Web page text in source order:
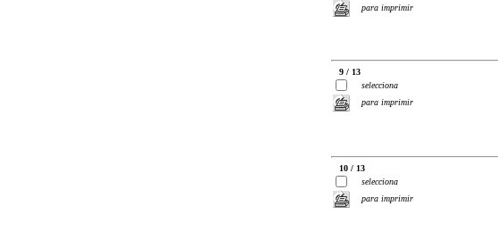
para imprimir
9 / 13
selecciona
para imprimir
10 / 13
selecciona
para imprimir